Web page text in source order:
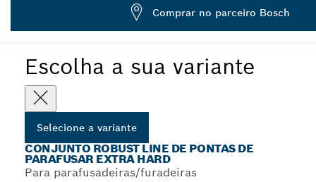
Escolha a sua variante
Selecione a variante
CONJUNTO ROBUST LINE DE PONTAS DE
PARAFUSAR EXTRA HARD
Para parafusadeiras/furadeiras
Comprar no parceiro Bosch